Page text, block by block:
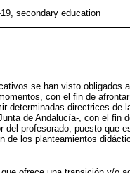
secondary education
se han visto obligados
con el fin de
determinadas directrices de
de Andalucía-, con el fin
profesorado, puesto que
los planteamientos